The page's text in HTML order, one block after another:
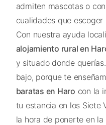
admiten mascotas o
cualidades que
Con nuestra ayuda
alojamiento rural en
y situado donde
bajo, porque te
baratas en Haro con la
tu estancia en los Siete
la hora de ponerte en